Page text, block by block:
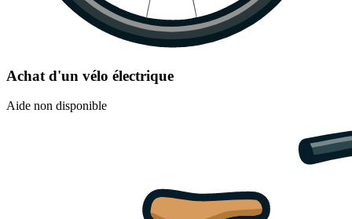
Achat d'un vélo électrique
Aide non disponible